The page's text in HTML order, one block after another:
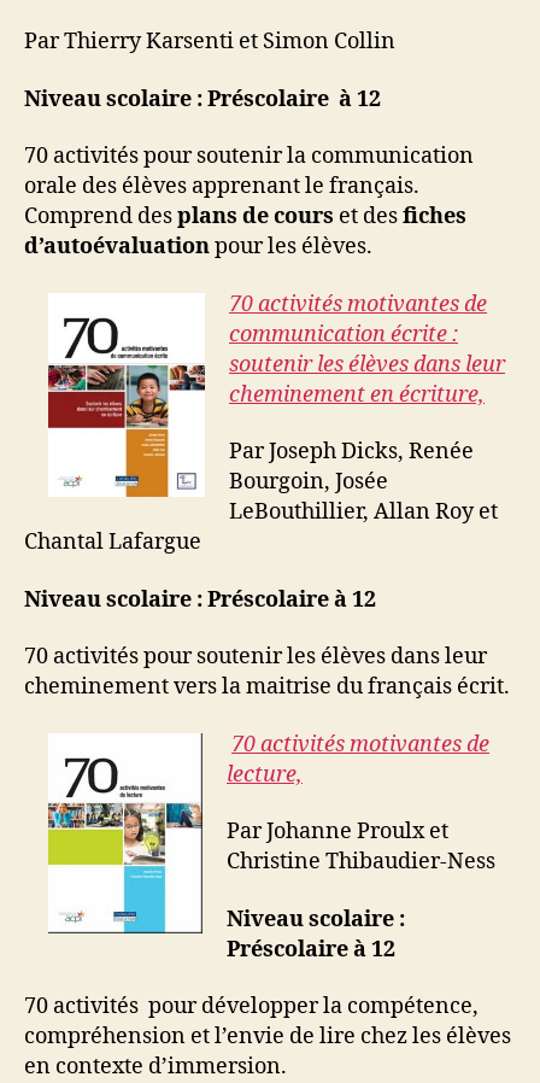
Par Thierry Karsenti et Simon Collin
Niveau scolaire : Préscolaire à 12
70 activités pour soutenir la communication
orale des élèves apprenant le français.
Comprend desplans de cours et desfiches
d’autoévaluationpour les élèves.
70activités motivantesde
communication écrite :
soutenir les élèves dans leur
cheminement en écriture,
Par Joseph Dicks, Renée
Bourgoin, Josée
LeBouthillier, Allan Roy et
Chantal Lafargue
Niveau scolaire : Préscolaire à 12
70 activités pour soutenir les élèves dans leur
cheminement vers la maitrise du français écrit.
70 activités motivantes de
lecture,
Par Johanne Proulx et
Christine Thibaudier-Ness
Niveau scolaire :
Préscolaire à 12
70 activités pour développer la compétence,
compréhension et l’envie de lire chez les élèves
en contexte d’immersion.